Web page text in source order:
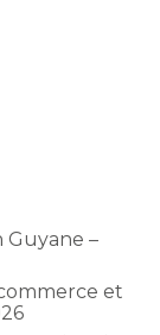
Guyane –
et